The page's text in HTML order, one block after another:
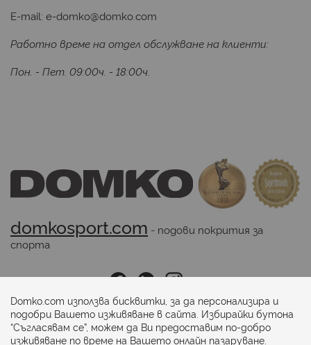
E-mail: e-domko@domko.com
Работно време на отдел обслужване на клиенти:
Пон. - Пет. 09:00ч. - 18:00ч.
domkosport.com - подови покрития за
спорта
Последвайте ни:
Начини на плащане:
Domko.com използва бисквитки, за да персонализира и
подобри Вашето изживяване в сайта. Избирайки бутона
“Съгласявам се”, можем да Ви предоставим по-добро
изживяване по време на Вашето онлайн пазаруване.